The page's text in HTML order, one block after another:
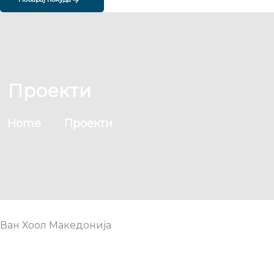
Проекти
Home Проекти
Ван Хоол Македонија